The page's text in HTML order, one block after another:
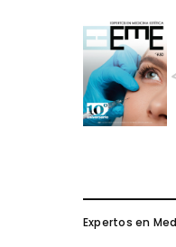
Expertos en